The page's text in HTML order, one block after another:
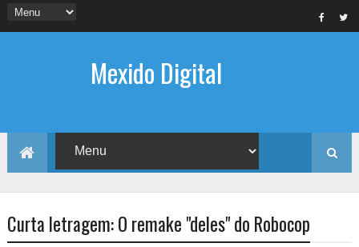
Mexido Digital
Curta letragem: O remake "deles" do Robocop